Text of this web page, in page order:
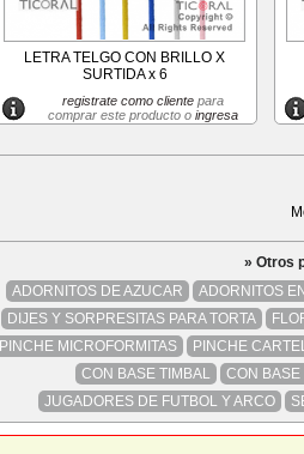
LETRA TELGO CON BRILLO X
SURTIDA x 6
registrate como clientepara
comprar este producto o ingresa
» Otros
ADORNITOS DE AZUCAR
ADORNITOS
DIJES Y SORPRESITAS PARA TORTA
PINCHE MICROFORMITAS
PINCHE
CON BASE TIMBAL
CON BASE
JUGADORES DE FUTBOL Y ARCO